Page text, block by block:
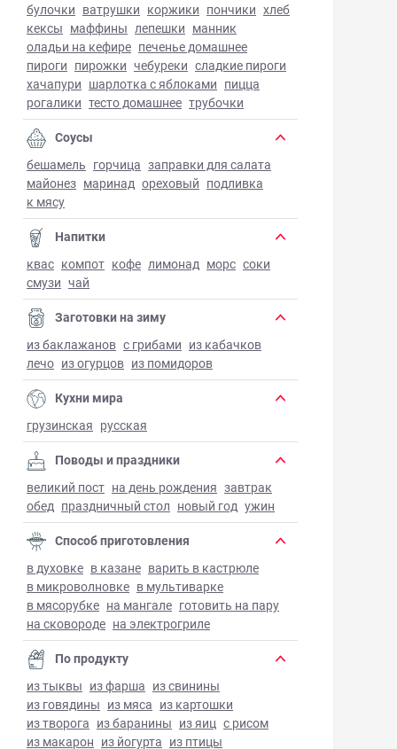
булочки ватрушки коржики пончики хлеб
кексы маффины лепешки манник
оладьи на кефире печенье домашнее
пироги пирожки чебуреки сладкие пироги
хачапури шарлотка с яблоками пицца
рогалики тесто домашнее трубочки
Соусы
бешамель горчица заправки для салата
майонез маринад ореховый подливка
к мясу
Напитки
квас компот кофе лимонад морс соки
смузи чай
Заготовки на зиму
из баклажанов с грибами из кабачков
лечо из огурцов из помидоров
Кухни мира
грузинская русская
Поводы и праздники
великий пост на день рождения завтрак
обед праздничный стол новый год ужин
Способ приготовления
в духовке в казане варить в кастрюле
в микроволновке в мультиварке
в мясорубке на мангале готовить на пару
на сковороде на электрогриле
По продукту
из тыквы из фарша из свинины
из говядины из мяса из картошки
из творога из баранины из яиц с рисом
из макарон из йогурта из птицы